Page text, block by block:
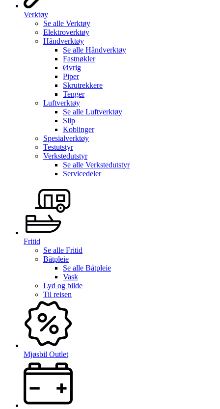
Verktøy
Se alle Verktøy
Elektroverktøy
Håndverktøy
Se alle Håndverktøy
Fastnøkler
Øvrig
Piper
Skrutrekkere
Tenger
Luftverktøy
Se alle Luftverktøy
Slip
Koblinger
Spesialverktøy
Testutstyr
Verkstedutstyr
Se alle Verkstedutstyr
Servicedeler
Fritid
Se alle Fritid
Båtpleie
Se alle Båtpleie
Vask
Lyd og bilde
Til reisen
Mjøsbil Outlet